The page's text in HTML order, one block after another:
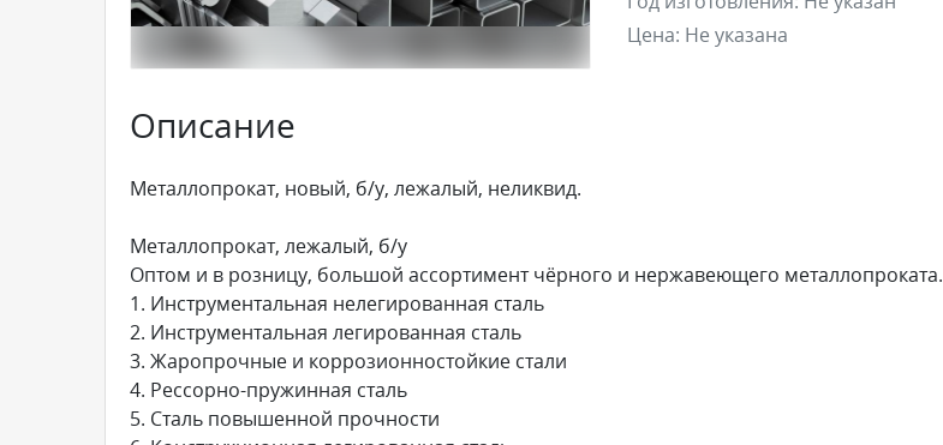
Цена: Не указана
Описание
Металлопрокат, новый, б/у, лежалый, неликвид.
Металлопрокат, лежалый, б/у
Оптом и в розницу, большой ассортимент чёрного и нержавеющего металлопроката.
1. Инструментальная нелегированная сталь
2. Инструментальная легированная сталь
3. Жаропрочные и коррозионностойкие стали
4. Рессорно-пружинная сталь
5. Сталь повышенной прочности